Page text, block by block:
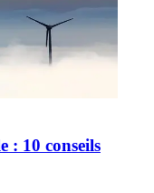
: 10 conseils